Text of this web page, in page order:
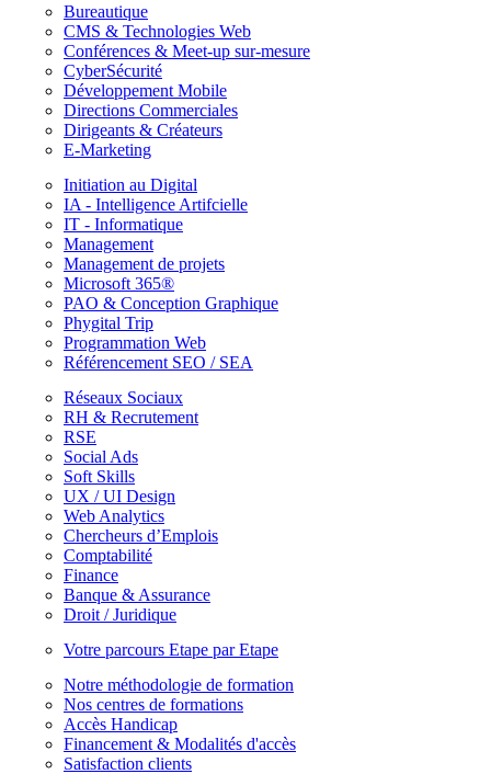
Bureautique
CMS & Technologies Web
Conférences & Meet-up sur-mesure
CyberSécurité
Développement Mobile
Directions Commerciales
Dirigeants & Créateurs
E-Marketing
Initiation au Digital
IA - Intelligence Artifcielle
IT - Informatique
Management
Management de projets
Microsoft 365®
PAO & Conception Graphique
Phygital Trip
Programmation Web
Référencement SEO / SEA
Réseaux Sociaux
RH & Recrutement
RSE
Social Ads
Soft Skills
UX / UI Design
Web Analytics
Chercheurs d’Emplois
Comptabilité
Finance
Banque & Assurance
Droit / Juridique
Votre parcours Etape par Etape
Notre méthodologie de formation
Nos centres de formations
Accès Handicap
Financement & Modalités d'accès
Satisfaction clients